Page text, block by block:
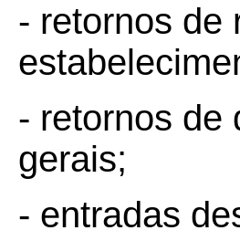
- retornos de
- retornos de
gerais;
- entradas